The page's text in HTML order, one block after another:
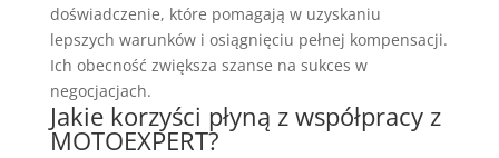
doświadczenie, które pomagają w uzyskaniu
lepszych warunków i osiągnięciu pełnej kompensacji.
Ich obecność zwiększa szanse na sukces w
negocjacjach.
Jakie korzyści płyną z współpracy z
MOTOEXPERT?